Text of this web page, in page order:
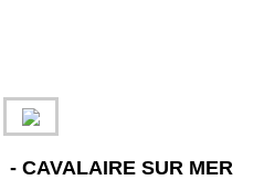
CAVALAIRE SUR MER